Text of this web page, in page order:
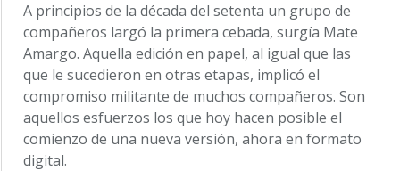
A principios de la década del setenta un grupo de
compañeros largó la primera cebada, surgía Mate
Amargo. Aquella edición en papel, al igual que las
que le sucedieron en otras etapas, implicó el
compromiso militante de muchos compañeros. Son
aquellos esfuerzos los que hoy hacen posible el
comienzo de una nueva versión, ahora en formato
digital.